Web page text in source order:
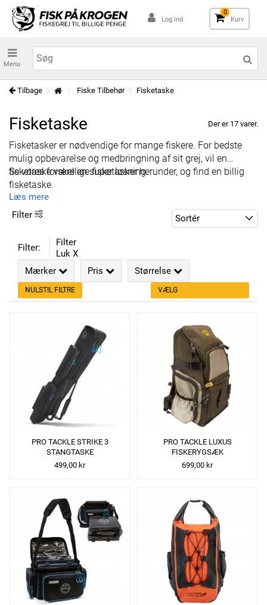
Log ind
0
Kurv
Menu
Tilbage Fiske Tilbehør Fisketaske
Fisketaske Der er 17 varer.
Fisketasker er nødvendige for mange fiskere. For bedste
mulig opbevarelse og medbringning af sit grej, vil en
fisketaske være en super løsning.
Se vores forskellige fisketasker herunder, og find en billig
fisketaske.
Læs mere
Filter
Filter:
Filter
Luk X
Mærker
Pris Størrelse
NULSTIL FILTRE VÆLG
PRO TACKLE STRIKE 3
STANGTASKE
499,00 kr
PRO TACKLE LUXUS
FISKERYGSÆK
699,00 kr